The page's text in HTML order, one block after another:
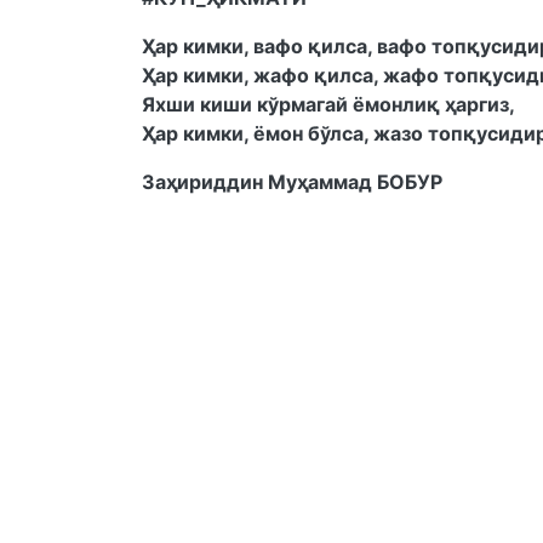
Ҳар кимки, вафо қилса, вафо
Ҳар кимки, жафо қилса, жафо
Яхши киши кўрмагай ёмонлиқ ҳаргиз,
Ҳар кимки, ёмон бўлса, жазо
Заҳириддин Муҳаммад БОБУР